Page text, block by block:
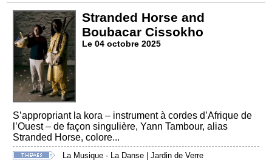
Stranded Horse and
Boubacar Cissokho
Le 04 octobre 2025
S’appropriant la kora – instrument à cordes d’Afrique de
l’Ouest – de façon singulière, Yann Tambour, alias
Stranded Horse, colore...
La Musique - La Danse |Jardin de Verre